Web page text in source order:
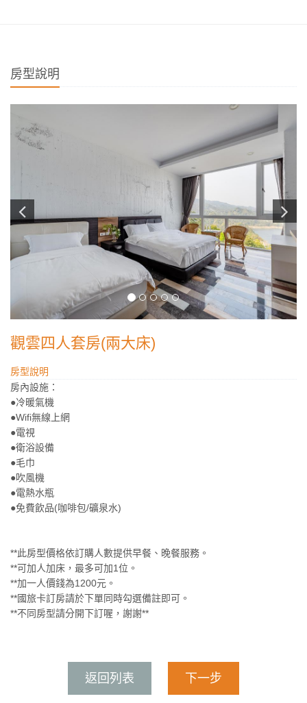
房型說明
觀雲四人套房(兩大床)
房型說明
房內設施：
●冷暖氣機
●Wifi無線上網
●電視
●衛浴設備
●毛巾
●吹風機
●電熱水瓶
●免費飲品(咖啡包/礦泉水)
**此房型價格依訂購人數提供早餐、晚餐服務。
**可加人加床，最多可加1位。
**加一人價錢為1200元。
**國旅卡訂房請於下單同時勾選備註即可。
**不同房型請分開下訂喔，謝謝**
返回列表 下一步